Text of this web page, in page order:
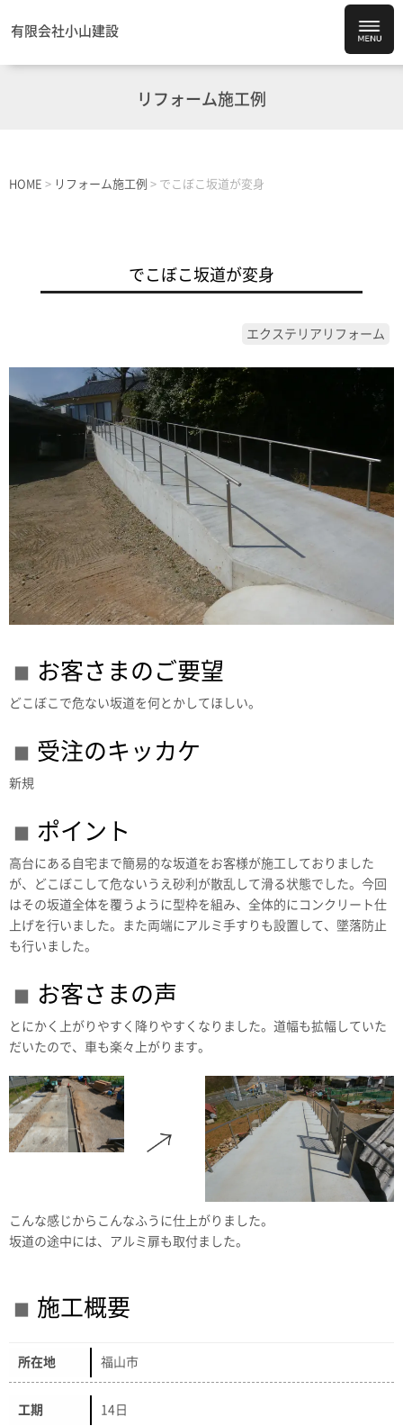
有限会社小山建設
リフォーム施工例
HOME > リフォーム施工例 > でこぼこ坂道が変身
でこぼこ坂道が変身
エクステリアリフォーム
お客さまのご要望
どこぼこで危ない坂道を何とかしてほしい。
受注のキッカケ
新規
ポイント
高台にある自宅まで簡易的な坂道をお客様が施工しておりました
が、どこぼこして危ないうえ砂利が散乱して滑る状態でした。今回
はその坂道全体を覆うように型枠を組み、全体的にコンクリート仕
上げを行いました。また両端にアルミ手すりも設置して、墜落防止
も行いました。
お客さまの声
とにかく上がりやすく降りやすくなりました。道幅も拡幅していた
だいたので、車も楽々上がります。
こんな感じからこんなふうに仕上がりました。
坂道の途中には、アルミ扉も取付ました。
施工概要
所在地 福山市
工期 14日